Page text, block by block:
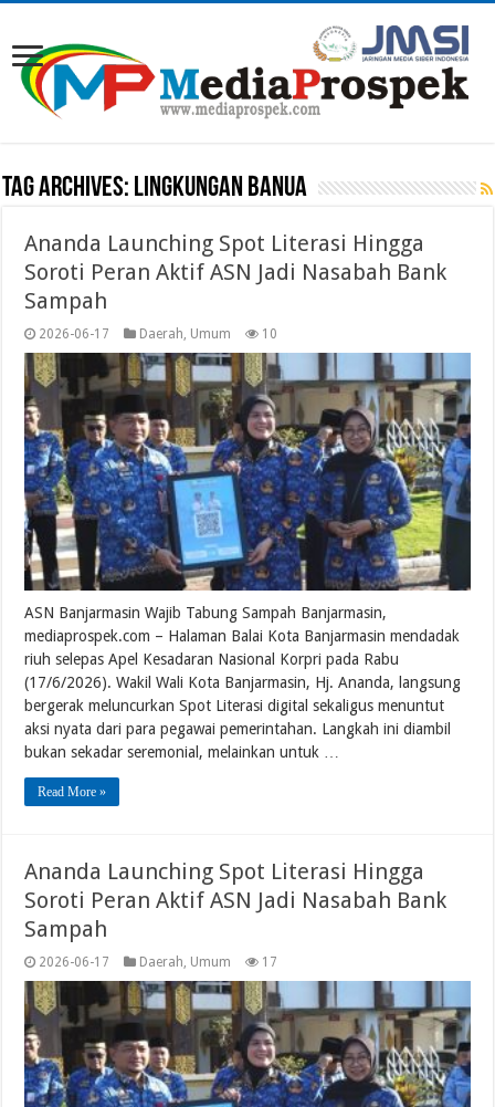
Tag Archives: LINGKUNGAN BANUA
Ananda Launching Spot Literasi Hingga
Soroti Peran Aktif ASN Jadi Nasabah Bank
Sampah
2026-06-17 Daerah, Umum 10
ASN Banjarmasin Wajib Tabung Sampah Banjarmasin,
mediaprospek.com – Halaman Balai Kota Banjarmasin mendadak
riuh selepas Apel Kesadaran Nasional Korpri pada Rabu
(17/6/2026). Wakil Wali Kota Banjarmasin, Hj. Ananda, langsung
bergerak meluncurkan Spot Literasi digital sekaligus menuntut
aksi nyata dari para pegawai pemerintahan. Langkah ini diambil
bukan sekadar seremonial, melainkan untuk …
Read More »
Ananda Launching Spot Literasi Hingga
Soroti Peran Aktif ASN Jadi Nasabah Bank
Sampah
2026-06-17 Daerah Umum 17